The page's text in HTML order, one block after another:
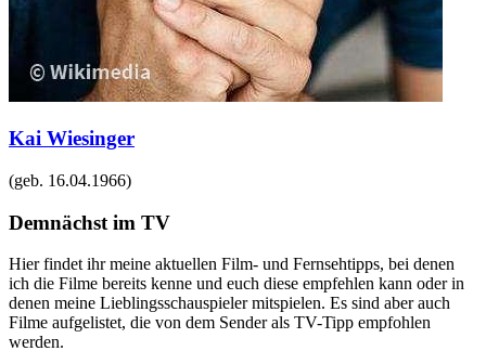
Kai Wiesinger
(geb. 16.04.1966)
Demnächst im TV
Hier findet ihr meine aktuellen Film- und Fernsehtipps, bei denen
ich die Filme bereits kenne und euch diese empfehlen kann oder in
denen meine Lieblingsschauspieler mitspielen. Es sind aber auch
Filme aufgelistet, die von dem Sender als TV-Tipp empfohlen
werden.